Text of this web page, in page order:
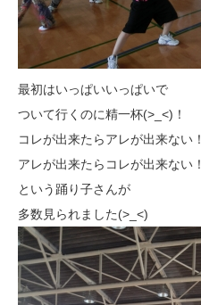
最初はいっぱいいっぱいで
ついて行くのに精一杯(>_<)！
コレが出来たらアレが出来ない！
アレが出来たらコレが出来ない！
という踊り子さんが
多数見られました(>_<)